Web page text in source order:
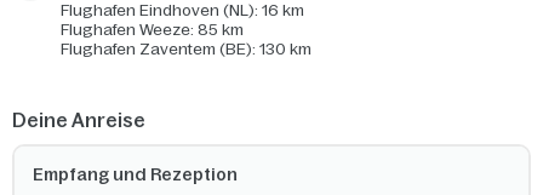
Flughafen Eindhoven (NL): 16 km
Flughafen Weeze: 85 km
Flughafen Zaventem (BE): 130 km
Deine Anreise
Empfang und Rezeption